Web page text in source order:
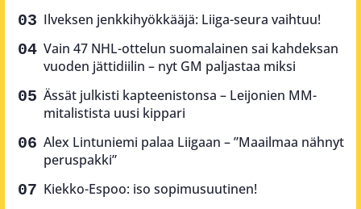
Ilveksen jenkkihyökkääjä: Liiga-seura vaihtuu!
Vain 47 NHL-ottelun suomalainen sai kahdeksan
vuoden jättidiilin – nyt GM paljastaa miksi
Ässät julkisti kapteenistonsa – Leijonien MM-
mitalistista uusi kippari
Alex Lintuniemi palaa Liigaan – ”Maailmaa nähnyt
peruspakki”
Kiekko-Espoo: iso sopimusuutinen!